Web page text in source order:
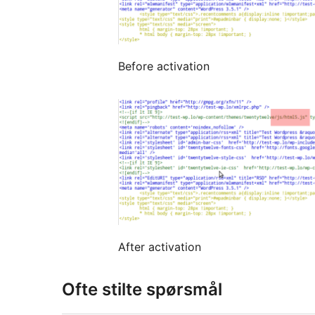
Before activation
After activation
Ofte stilte spørsmål